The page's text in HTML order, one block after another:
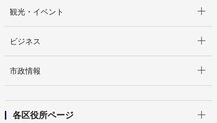
観光・イベント
ビジネス
市政情報
各区役所ページ